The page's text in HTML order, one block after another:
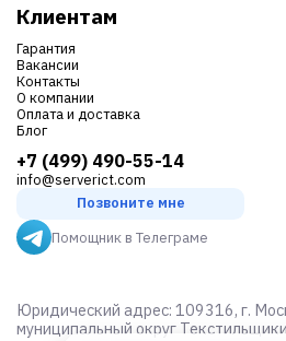
Клиентам
Гарантия
Вакансии
Контакты
О компании
Оплата и доставка
Блог
+7 (499) 490-55-14
info@serverict.com
Позвоните мне
Помощник в Телеграме
Юридический адрес: 109316, г.
муниципальный округ